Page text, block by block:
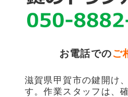
お電話でのご
滋賀県甲賀市の鍵開け
す。作業スタッフは、